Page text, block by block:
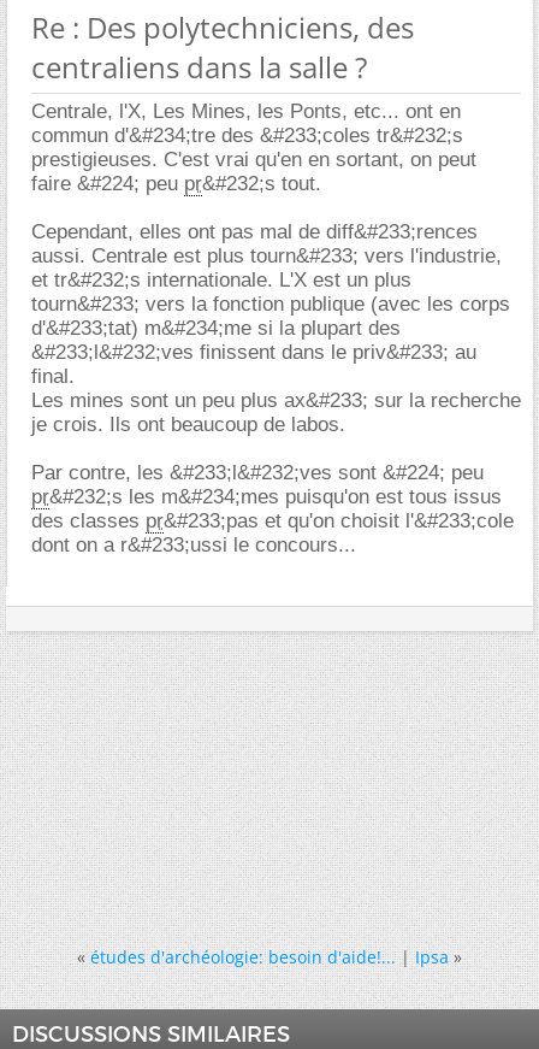
Re : Des polytechniciens, des
centraliens dans la salle ?
Centrale, l'X, Les Mines, les Ponts, etc... ont en
commun d'&#234;tre des &#233;coles tr&#232;s
prestigieuses. C'est vrai qu'en en sortant, on peut
faire &#224; peu pr&#232;s tout.
Cependant, elles ont pas mal de diff&#233;rences
aussi. Centrale est plus tourn&#233; vers l'industrie,
et tr&#232;s internationale. L'X est un plus
tourn&#233; vers la fonction publique (avec les corps
d'&#233;tat) m&#234;me si la plupart des
&#233;l&#232;ves finissent dans le priv&#233; au
final.
Les mines sont un peu plus ax&#233; sur la recherche
je crois. Ils ont beaucoup de labos.
Par contre, les &#233;l&#232;ves sont &#224; peu
pr&#232;s les m&#234;mes puisqu'on est tous issus
des classes pr&#233;pas et qu'on choisit l'&#233;cole
dont on a r&#233;ussi le concours...
« études d'archéologie: besoin d'aide!...|Ipsa »
DISCUSSIONS SIMILAIRES